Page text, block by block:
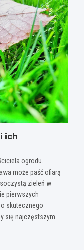
ich
ogrodu.
może paść ofiarą
zieleń w
pierwszych
skutecznego
się najczęstszym